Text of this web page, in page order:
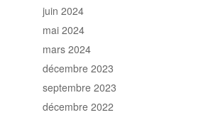
juin 2024
mai 2024
mars 2024
décembre 2023
septembre 2023
décembre 2022